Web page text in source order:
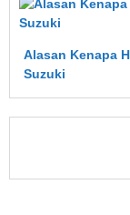
Lengkapnya
Alasan Kenapa
Suzuki